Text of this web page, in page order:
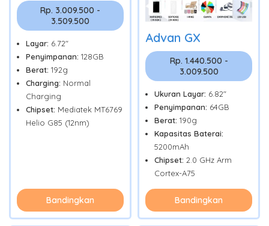
Rp. 3.009.500 -
3.509.500
Layar: 6.72"
Penyimpanan: 128GB
Berat: 192g
Charging: Normal
Charging
Chipset: Mediatek MT6769
Helio G85 (12nm)
Bandingkan
Advan GX
Rp. 1.440.500 -
3.009.500
Ukuran Layar: 6.82"
Penyimpanan: 64GB
Berat: 190g
Kapasitas Baterai:
5200mAh
Chipset: 2.0 GHz Arm
Cortex-A75
Bandingkan